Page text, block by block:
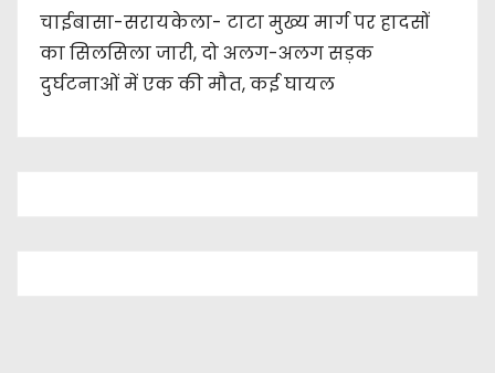
चाईबासा-सरायकेला- टाटा मुख्य मार्ग पर हादसों
का सिलसिला जारी, दो अलग-अलग सड़क
दुर्घटनाओं में एक की मौत, कई घायल